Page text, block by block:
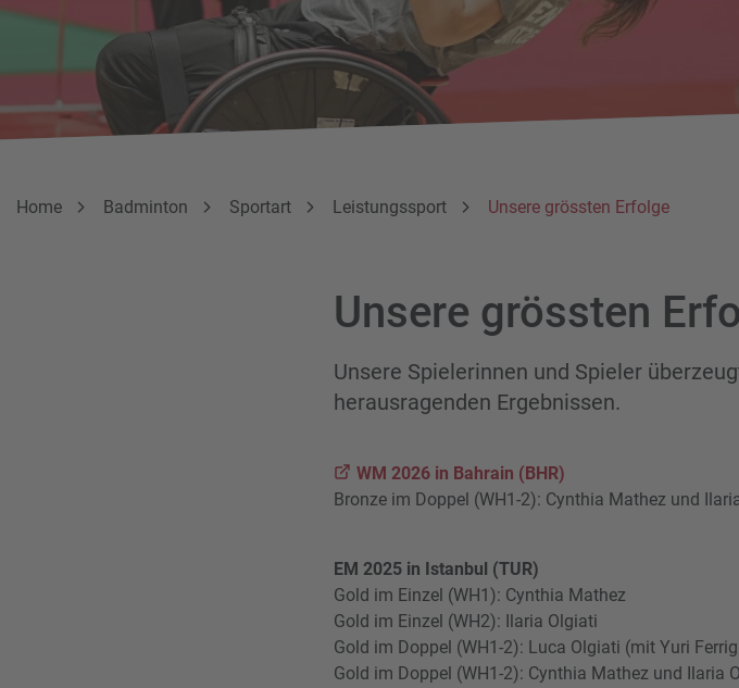
Breadcrumbnavigation
Sie befinden sich hier:
Home Badminton Sportart Leistungssport Unsere grössten Erfolge
Unsere grössten
Unsere Spielerinnen und Spieler
herausragenden Ergebnissen.
WM 2026 in Bahrain (BHR)
Bronze im Doppel (WH1-2): Cynthia Mathez und
EM 2025 in Istanbul (TUR)
Gold im Einzel (WH1): Cynthia Mathez
Gold im Einzel (WH2): Ilaria Olgiati
Gold im Doppel (WH1-2): Luca Olgiati (mit Yuri
Gold im Doppel (WH1-2): Cynthia Mathez und Ilaria